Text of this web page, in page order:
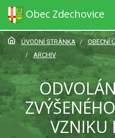
Obec Zdechovice
ÚVODNÍ STRÁNKA OBECNÍ
ARCHIV
VZNIKU